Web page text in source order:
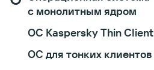
с монолитным ядром
ОС Kaspersky Thin Client
ОС для тонких клиентов